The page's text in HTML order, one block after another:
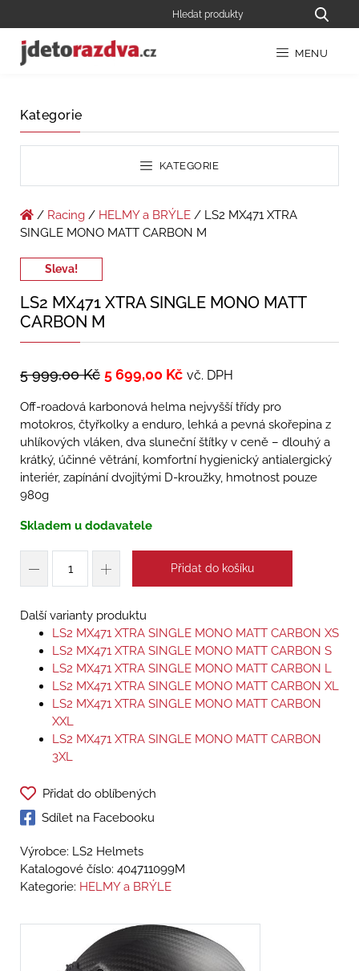
MENU
Kategorie
KATEGORIE
/ Racing / HELMY a BRÝLE / LS2 MX471 XTRA
SINGLE MONO MATT CARBON M
Sleva!
LS2 MX471 XTRA SINGLE MONO MATT
CARBON M
5 999,00Kč 5 699,00 Kč vč. DPH
Off-roadová karbonová helma nejvyšší třídy pro
motokros, čtyřkolky a enduro, lehká a pevná skořepina z
uhlíkových vláken, dva sluneční štítky v ceně – dlouhý a
krátký, účinné větrání, komfortní hygienický antialergický
interiér, zapínání dvojitými D-kroužky, hmotnost pouze
980g
Skladem u dodavatele
Přidat do košíku
Další varianty produktu
LS2 MX471 XTRA SINGLE MONO MATT CARBON XS
LS2 MX471 XTRA SINGLE MONO MATT CARBON S
LS2 MX471 XTRA SINGLE MONO MATT CARBON L
LS2 MX471 XTRA SINGLE MONO MATT CARBON XL
LS2 MX471 XTRA SINGLE MONO MATT CARBON
XXL
LS2 MX471 XTRA SINGLE MONO MATT CARBON
3XL
Přidat do oblíbených
Sdílet na Facebooku
Výrobce: LS2 Helmets
Katalogové číslo: 404711099M
Kategorie: HELMY a BRÝLE